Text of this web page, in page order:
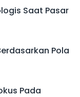
Saat Pasar
Pola
Pada